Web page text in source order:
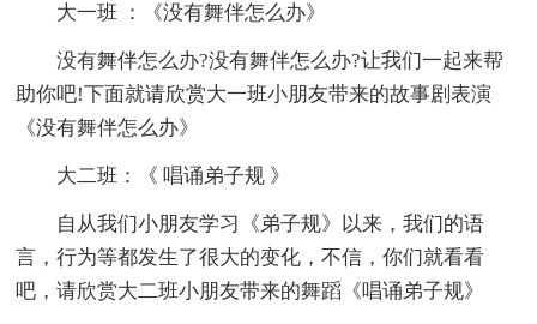
大一班 ：《没有舞伴怎么办》
没有舞伴怎么办?没有舞伴怎么办?让我们一起来帮
助你吧!下面就请欣赏大一班小朋友带来的故事剧表演
《没有舞伴怎么办》
大二班：《 唱诵弟子规 》
自从我们小朋友学习《弟子规》以来，我们的语
言，行为等都发生了很大的变化，不信，你们就看看
吧，请欣赏大二班小朋友带来的舞蹈《唱诵弟子规》